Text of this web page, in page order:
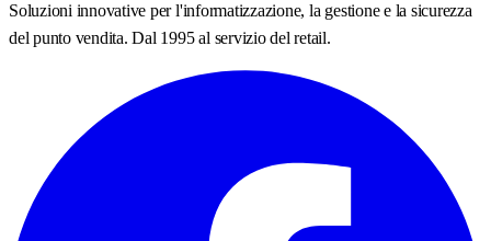
Soluzioni innovative per l'informatizzazione, la gestione e la sicurezza
del punto vendita. Dal 1995 al servizio del retail.